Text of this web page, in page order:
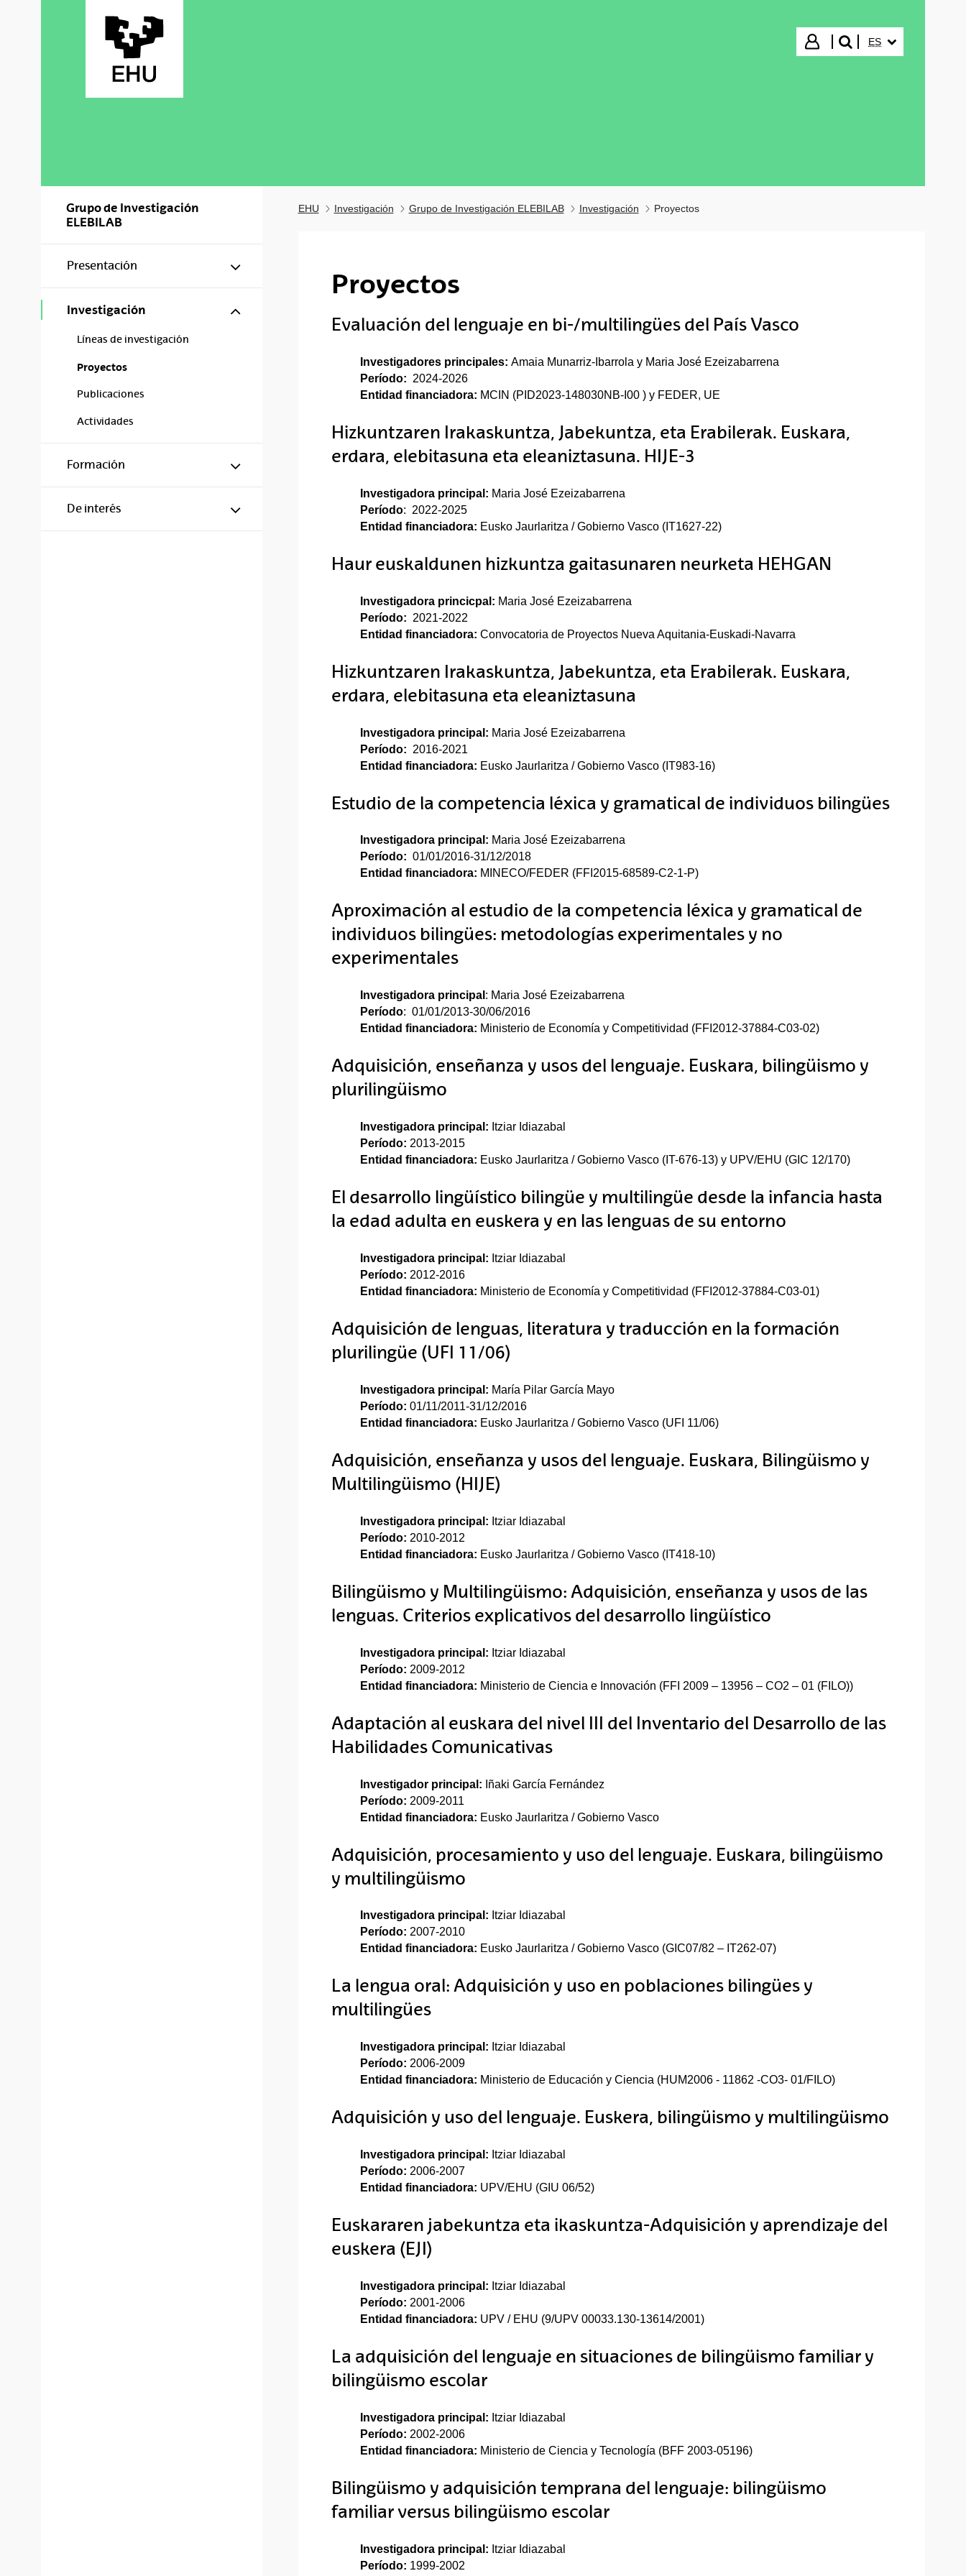
Iniciar sesión
buscar"
ES
Grupo de Investigación
ELEBILAB
Presentación Mostrar/ocultar subpáginas
Investigación Mostrar/ocultar subpáginas
Líneas de investigación
Proyectos
Publicaciones
Actividades
Formación Mostrar/ocultar subpáginas
De interés Mostrar/ocultar subpáginas
EHU Investigación Grupo de Investigación ELEBILAB Investigación Proyectos
Proyectos
Evaluación del lenguaje en bi-/multilingües del País Vasco
Investigadores principales: Amaia Munarriz-Ibarrola y Maria José Ezeizabarrena
Período: 2024-2026
Entidad financiadora: MCIN (PID2023-148030NB-I00 ) y FEDER, UE
Hizkuntzaren Irakaskuntza, Jabekuntza, eta Erabilerak. Euskara,
erdara, elebitasuna eta eleaniztasuna. HIJE-3
Investigadora principal: Maria José Ezeizabarrena
Período: 2022-2025
Entidad financiadora: Eusko Jaurlaritza / Gobierno Vasco (IT1627-22)
Haur euskaldunen hizkuntza gaitasunaren neurketa HEHGAN
Investigadora princicpal: Maria José Ezeizabarrena
Período: 2021-2022
Entidad financiadora: Convocatoria de Proyectos Nueva Aquitania-Euskadi-Navarra
Hizkuntzaren Irakaskuntza, Jabekuntza, eta Erabilerak. Euskara,
erdara, elebitasuna eta eleaniztasuna
Investigadora principal: Maria José Ezeizabarrena
Período: 2016-2021
Entidad financiadora: Eusko Jaurlaritza / Gobierno Vasco (IT983-16)
Estudio de la competencia léxica y gramatical de individuos bilingües
Investigadora principal: Maria José Ezeizabarrena
Período: 01/01/2016-31/12/2018
Entidad financiadora: MINECO/FEDER (FFI2015-68589-C2-1-P)
Aproximación al estudio de la competencia léxica y gramatical de
individuos bilingües: metodologías experimentales y no
experimentales
Investigadora principal : Maria José Ezeizabarrena
Período: 01/01/2013-30/06/2016
Entidad financiadora: Ministerio de Economía y Competitividad (FFI2012-37884-C03-02)
Adquisición, enseñanza y usos del lenguaje. Euskara, bilingüismo y
plurilingüismo
Investigadora principal: Itziar Idiazabal
Período: 2013-2015
Entidad financiadora: Eusko Jaurlaritza / Gobierno Vasco (IT-676-13) y UPV/EHU (GIC 12/170)
El desarrollo lingüístico bilingüe y multilingüe desde la infancia hasta
la edad adulta en euskera y en las lenguas de su entorno
Investigadora principal: Itziar Idiazabal
Período: 2012-2016
Entidad financiadora: Ministerio de Economía y Competitividad (FFI2012-37884-C03-01)
Adquisición de lenguas, literatura y traducción en la formación
plurilingüe (UFI 11/06)
Investigadora principal: María Pilar García Mayo
Período: 01/11/2011-31/12/2016
Entidad financiadora: Eusko Jaurlaritza / Gobierno Vasco (UFI 11/06)
Adquisición, enseñanza y usos del lenguaje. Euskara, Bilingüismo y
Multilingüismo (HIJE)
Investigadora principal: Itziar Idiazabal
Período: 2010-2012
Entidad financiadora: Eusko Jaurlaritza / Gobierno Vasco (IT418-10)
Bilingüismo y Multilingüismo: Adquisición, enseñanza y usos de las
lenguas. Criterios explicativos del desarrollo lingüístico
Investigadora principal: Itziar Idiazabal
Período: 2009-2012
Entidad financiadora: Ministerio de Ciencia e Innovación (FFI 2009 – 13956 – CO2 – 01 (FILO))
Adaptación al euskara del nivel III del Inventario del Desarrollo de las
Habilidades Comunicativas
Investigador principal: Iñaki García Fernández
Período: 2009-2011
Entidad financiadora: Eusko Jaurlaritza / Gobierno Vasco
Adquisición, procesamiento y uso del lenguaje. Euskara, bilingüismo
y multilingüismo
Investigadora principal: Itziar Idiazabal
Período: 2007-2010
Entidad financiadora: Eusko Jaurlaritza / Gobierno Vasco (GIC07/82 – IT262-07)
La lengua oral: Adquisición y uso en poblaciones bilingües y
multilingües
Investigadora principal: Itziar Idiazabal
Período: 2006-2009
Entidad financiadora: Ministerio de Educación y Ciencia (HUM2006 - 11862 -CO3- 01/FILO)
Adquisición y uso del lenguaje. Euskera, bilingüismo y multilingüismo
Investigadora principal: Itziar Idiazabal
Período: 2006-2007
Entidad financiadora: UPV/EHU (GIU 06/52)
Euskararen jabekuntza eta ikaskuntza-Adquisición y aprendizaje del
euskera (EJI)
Investigadora principal: Itziar Idiazabal
Período: 2001-2006
Entidad financiadora: UPV / EHU (9/UPV 00033.130-13614/2001)
La adquisición del lenguaje en situaciones de bilingüismo familiar y
bilingüismo escolar
Investigadora principal: Itziar Idiazabal
Período: 2002-2006
Entidad financiadora: Ministerio de Ciencia y Tecnología (BFF 2003-05196)
Bilingüismo y adquisición temprana del lenguaje: bilingüismo
familiar versus bilingüismo escolar
Investigadora principal: Itziar Idiazabal
Período: 1999-2002